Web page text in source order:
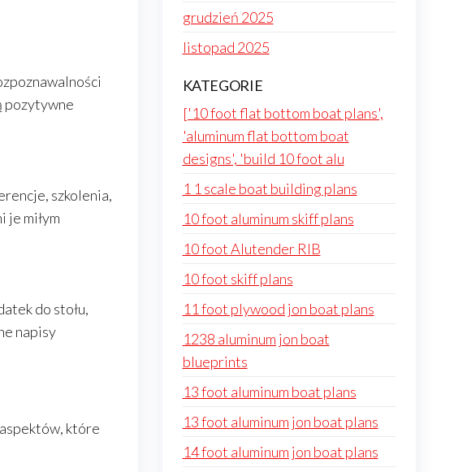
pozytywne
szkolenia,
je miłym
do stołu,
napisy
które
grudzień 2025
listopad 2025
KATEGORIE
['10 foot flat bottom boat plans',
'aluminum flat bottom boat
designs', 'build 10 foot alu
1 1 scale boat building plans
10 foot aluminum skiff plans
10 foot Alutender RIB
10 foot skiff plans
11 foot plywood jon boat plans
1238 aluminum jon boat
blueprints
13 foot aluminum boat plans
13 foot aluminum jon boat plans
14 foot aluminum jon boat plans